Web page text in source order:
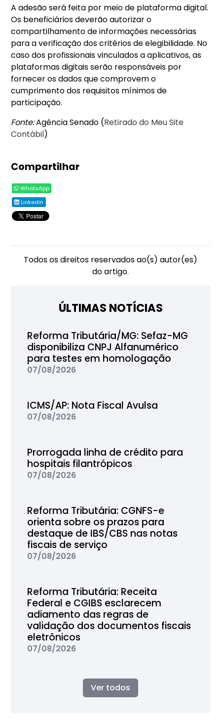
A adesão será feita por meio de plataforma digital.
Os beneficiários deverão autorizar o
compartilhamento de informações necessárias
para a verificação dos critérios de elegibilidade. No
caso dos profissionais vinculados a aplicativos, as
plataformas digitais serão responsáveis por
fornecer os dados que comprovem o
cumprimento dos requisitos mínimos de
participação.
Fonte:Agência Senado (Retirado do Meu Site
Contábil)
Compartilhar
WhatsApp
Linkedin
Todos os direitos reservados ao(s) autor(es)
do artigo.
ÚLTIMAS NOTÍCIAS
Reforma Tributária/MG: Sefaz-MG
disponibiliza CNPJ Alfanumérico
para testes em homologação
07/08/2026
ICMS/AP: Nota Fiscal Avulsa
07/08/2026
Prorrogada linha de crédito para
hospitais filantrópicos
07/08/2026
Reforma Tributária: CGNFS-e
orienta sobre os prazos para
destaque de IBS/CBS nas notas
fiscais de serviço
07/08/2026
Reforma Tributária: Receita
Federal e CGIBS esclarecem
adiamento das regras de
validação dos documentos fiscais
eletrônicos
07/08/2026
Ver todos